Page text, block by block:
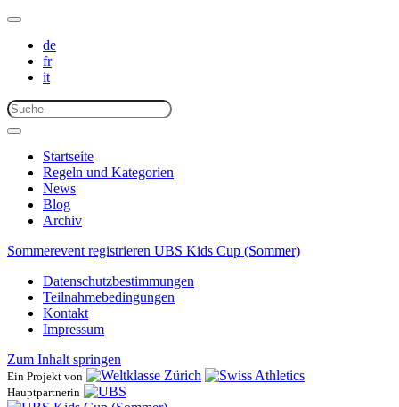
de
fr
it
Startseite
Regeln und Kategorien
News
Blog
Archiv
Sommerevent registrieren UBS Kids Cup (Sommer)
Datenschutzbestimmungen
Teilnahmebedingungen
Kontakt
Impressum
Zum Inhalt springen
Ein Projekt von
Hauptpartnerin